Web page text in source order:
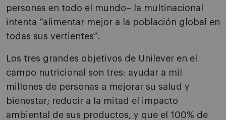
personas en todo el mundo– la multinacional
intenta “alimentar mejor a la población global en
todas sus vertientes”.
Los tres grandes objetivos de Unilever en el
campo nutricional son tres: ayudar a mil
millones de personas a mejorar su salud y
bienestar; reducir a la mitad el impacto
ambiental de sus productos, y que el 100% de